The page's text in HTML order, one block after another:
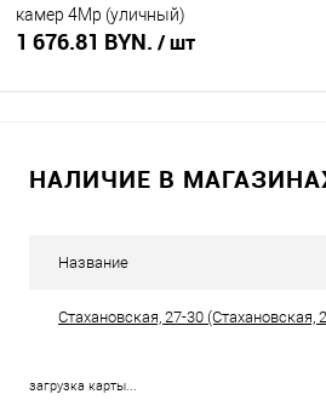
камер 4Mp (уличный)
1 676.81 BYN. / шт
НАЛИЧИЕ В
Название
Стахановская, 27-30 (Стахановская,
загрузка карты...